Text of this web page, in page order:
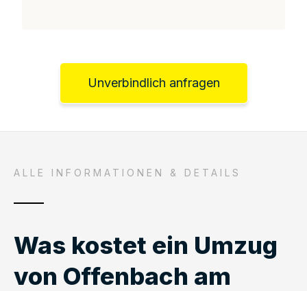
Unverbindlich anfragen
ALLE INFORMATIONEN & DETAILS
Was kostet ein Umzug
von Offenbach am